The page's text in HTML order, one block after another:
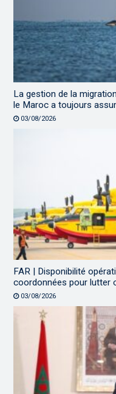
La gestion de la
le Maroc a toujours
03/08/2026
FAR | Disponibilité
coordonnées pour lutter
03/08/2026